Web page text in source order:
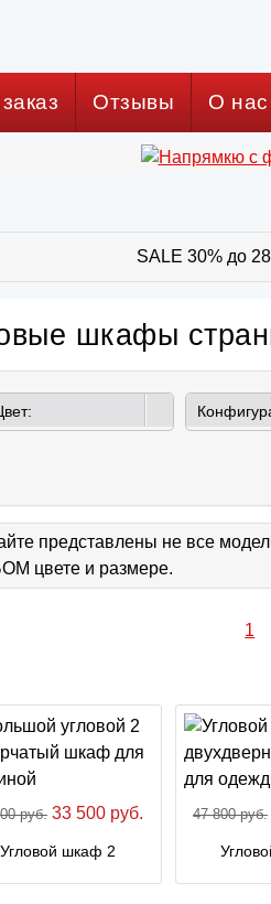
Отзывы О нас
SALE 30% до 28
шкафы
представлены не все
цвете и размере.
1
руб. 33 500 руб.
Угловой шкаф 2
47 800 руб.